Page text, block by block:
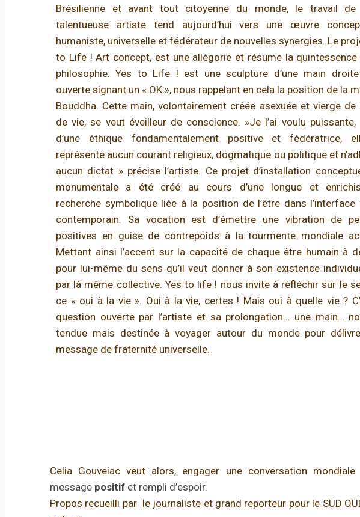
Brésilienne et avant tout citoyenne du monde, le travail
talentueuse artiste tend aujourd’hui vers une œuvre
humaniste, universelle et fédérateur de nouvelles synergies. Le
to Life ! Art concept, est une allégorie et résume la
philosophie. Yes to Life ! est une sculpture d’une main
ouverte signant un « OK », nous rappelant en cela la position de la
Bouddha. Cette main, volontairement créée asexuée et vierge de
de vie, se veut éveilleur de conscience. »Je l’ai voulu puissante,
d’une éthique fondamentalement positive et fédératrice,
représente aucun courant religieux, dogmatique ou politique et
aucun dictat » précise l’artiste. Ce projet d’installation
monumentale a été créé au cours d’une longue et
recherche symbolique liée à la position de l’être dans l’interface
contemporain. Sa vocation est d’émettre une vibration de
positives en guise de contrepoids à la tourmente mondiale
Mettant ainsi l’accent sur la capacité de chaque être humain à
pour lui-même du sens qu’il veut donner à son existence
par là même collective. Yes to life ! nous invite à réfléchir sur le
ce « oui à la vie ». Oui à la vie, certes ! Mais oui à quelle vie ?
question ouverte par l’artiste et sa prolongation… une main…
tendue mais destinée à voyager autour du monde pour
message de fraternité universelle.
Celia Gouveiac veut alors, engager une conversation
message positif et rempli d’espoir.
Propos recueilli par le journaliste et grand reporteur pour le SUD